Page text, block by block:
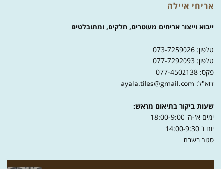
אריחי איילה
ייבוא וייצור אריחים מעוטרים, חלקים, ומתובלטים
טלפון: 073-7259026
טלפון: 077-7292093
פקס: 077-4502138
דוא"ל: ayala.tiles@gmail.com
שעות ביקור בתיאום מראש:
ימים א'-ה' 18:00-9:00
יום ו' 14:00-9:30
סגור בשבת